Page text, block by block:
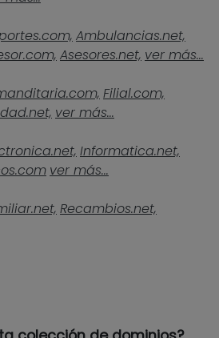
Ambulancias.net,
Asesores.net, ver más...
Filial.com,
ver más...
Informatica.net,
ver más...
Recambios.net,